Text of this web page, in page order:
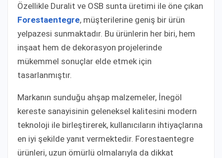
Özellikle Duralit ve OSB sunta üretimi ile öne çıkan
Forestaentegre, müşterilerine geniş bir ürün
yelpazesi sunmaktadır. Bu ürünlerin her biri, hem
inşaat hem de dekorasyon projelerinde
mükemmel sonuçlar elde etmek için
tasarlanmıştır.
Markanın sunduğu ahşap malzemeler, İnegöl
kereste sanayisinin geleneksel kalitesini modern
teknoloji ile birleştirerek, kullanıcıların ihtiyaçlarına
en iyi şekilde yanıt vermektedir. Forestaentegre
ürünleri, uzun ömürlü olmalarıyla da dikkat